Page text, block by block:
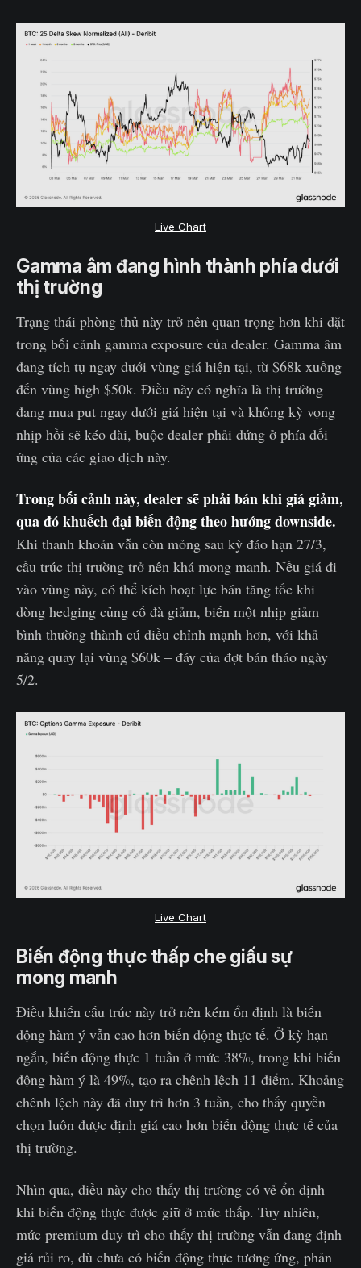
Live Chart
Gamma âm đang hình thành phía dưới
thị trường
Trạng thái phòng thủ này trở nên quan trọng hơn khi đặt
trong bối cảnh gamma exposure của dealer. Gamma âm
đang tích tụ ngay dưới vùng giá hiện tại, từ $68k xuống
đến vùng high $50k. Điều này có nghĩa là thị trường
đang mua put ngay dưới giá hiện tại và không kỳ vọng
nhịp hồi sẽ kéo dài, buộc dealer phải đứng ở phía đối
ứng của các giao dịch này.
Trong bối cảnh này, dealer sẽ phải bán khi giá giảm,
qua đó khuếch đại biến động theo hướng downside.
Khi thanh khoản vẫn còn mỏng sau kỳ đáo hạn 27/3,
cấu trúc thị trường trở nên khá mong manh. Nếu giá đi
vào vùng này, có thể kích hoạt lực bán tăng tốc khi
dòng hedging củng cố đà giảm, biến một nhịp giảm
bình thường thành cú điều chỉnh mạnh hơn, với khả
năng quay lại vùng $60k – đáy của đợt bán tháo ngày
5/2.
Live Chart
Biến động thực thấp che giấu sự
mong manh
Điều khiến cấu trúc này trở nên kém ổn định là biến
động hàm ý vẫn cao hơn biến động thực tế. Ở kỳ hạn
ngắn, biến động thực 1 tuần ở mức 38%, trong khi biến
động hàm ý là 49%, tạo ra chênh lệch 11 điểm. Khoảng
chênh lệch này đã duy trì hơn 3 tuần, cho thấy quyền
chọn luôn được định giá cao hơn biến động thực tế của
thị trường.
Nhìn qua, điều này cho thấy thị trường có vẻ ổn định
khi biến động thực được giữ ở mức thấp. Tuy nhiên,
mức premium duy trì cho thấy thị trường vẫn đang định
giá rủi ro, dù chưa có biến động thực tương ứng, phản